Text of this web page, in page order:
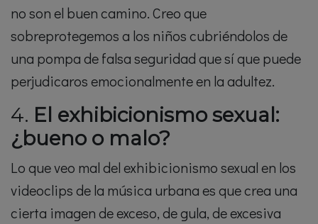
no son el buen camino. Creo que
sobreprotegemos a los niños cubriéndolos de
una pompa de falsa seguridad que sí que puede
perjudicaros emocionalmente en la adultez.
4. El exhibicionismo sexual:
¿bueno o malo?
Lo que veo mal del exhibicionismo sexual en los
videoclips de la música urbana es que crea una
cierta imagen de exceso, de gula, de excesiva